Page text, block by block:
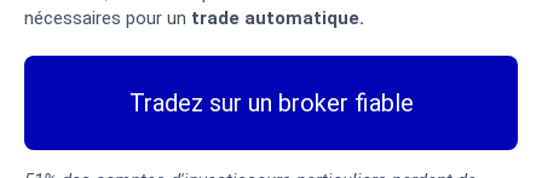
nécessaires pour un trade automatique.
Tradez sur un broker fiable